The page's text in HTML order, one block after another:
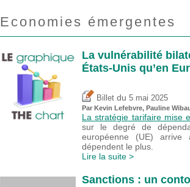
Economies émergentes
La vulnérabilité
États-Unis qu’en
Billet du 5 mai 2025
Par Kevin Lefebvre, Pauline
La stratégie tarifaire mise
sur le degré de
européenne (UE) arrive
dépendent le plus.
Lire la suite >
Sanctions : un